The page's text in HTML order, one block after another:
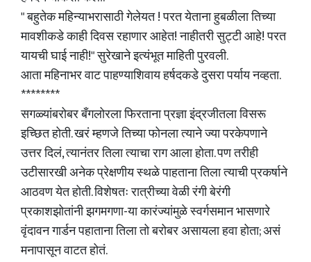
" बहुतेक महिन्याभरासाठी गेलेयत ! परत येताना हुबळीला तिच्या
मावशीकडे काही दिवस रहाणार आहेत! नाहीतरी सुट्टी आहे! परत
यायची घाई नाही!" सुरेखाने इत्यंभूत माहिती पुरवली.
आता महिनाभर वाट पाहण्याशिवाय हर्षदकडे दुसरा पर्याय नव्हता.
********
सगळ्यांबरोबर बँगलोरला फिरताना प्रज्ञा इंद्रजीतला विसरू
इच्छित होती. खरं म्हणजे तिच्या फोनला त्याने ज्या परकेपणाने
उत्तर दिलं, त्यानंतर तिला त्याचा राग आला होता. पण तरीही
उटीसारखी अनेक प्रेक्षणीय स्थळे पाहताना तिला त्याची प्रकर्षाने
आठवण येत होती. विशेषतः रात्रीच्या वेळी रंगी बेरंगी
प्रकाशझोतांनी झगमगणा-या कारंज्यांमुळे स्वर्गसमान भासणारे
वृंदावन गार्डन पहाताना तिला तो बरोबर असायला हवा होता; असं
मनापासून वाटत होतं.